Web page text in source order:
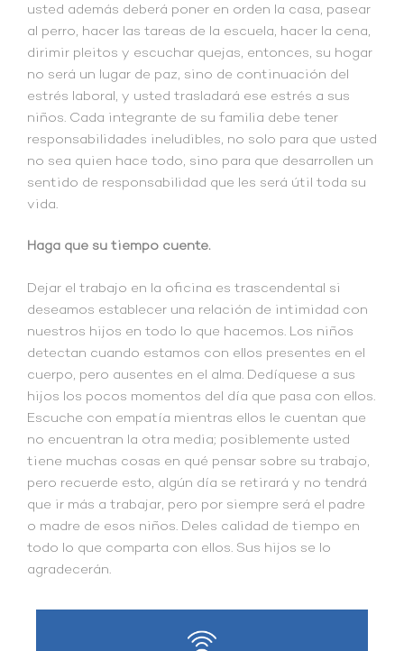
usted además deberá poner en orden la casa, pasear
al perro, hacer las tareas de la escuela, hacer la cena,
dirimir pleitos y escuchar quejas, entonces, su hogar
no será un lugar de paz, sino de continuación del
estrés laboral, y usted trasladará ese estrés a sus
niños. Cada integrante de su familia debe tener
responsabilidades ineludibles, no solo para que usted
no sea quien hace todo, sino para que desarrollen un
sentido de responsabilidad que les será útil toda su
vida.
Haga que su tiempo cuente.
Dejar el trabajo en la oficina es trascendental si
deseamos establecer una relación de intimidad con
nuestros hijos en todo lo que hacemos. Los niños
detectan cuando estamos con ellos presentes en el
cuerpo, pero ausentes en el alma. Dedíquese a sus
hijos los pocos momentos del día que pasa con ellos.
Escuche con empatía mientras ellos le cuentan que
no encuentran la otra media; posiblemente usted
tiene muchas cosas en qué pensar sobre su trabajo,
pero recuerde esto, algún día se retirará y no tendrá
que ir más a trabajar, pero por siempre será el padre
o madre de esos niños. Deles calidad de tiempo en
todo lo que comparta con ellos. Sus hijos se lo
agradecerán.